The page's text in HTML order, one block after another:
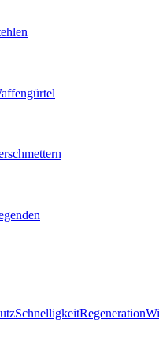
SchnelligkeitRegeneration